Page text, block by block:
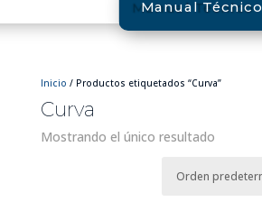
Manual Técnico
Inicio / Productos etiquetados “Curva”
Curva
Mostrando el único resultado